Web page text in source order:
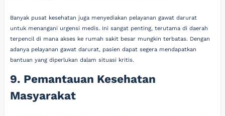
Banyak pusat kesehatan juga menyediakan pelayanan gawat darurat
untuk menangani urgensi medis. Ini sangat penting, terutama di daerah
terpencil di mana akses ke rumah sakit besar mungkin terbatas. Dengan
adanya pelayanan gawat darurat, pasien dapat segera mendapatkan
bantuan yang diperlukan dalam situasi kritis.
9. Pemantauan Kesehatan
Masyarakat